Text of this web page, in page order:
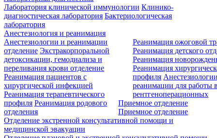
Лаборатория клинической иммунологии Клинико-
диагностическая лаборатория Бактериологическая
лаборатория
Анестезиология и реанимация
Анестезиологии и реанимации
отделение Экстракорпоральной
детоксикации, гемодиализа и
переливания крови отделение
Реанимация пациентов с
хирургической инфекцией
Реанимация терапевтического
профиля Реанимация родового
отделения
Реанимация ожоговой
Реанимация детского
Реанимация
Реанимация
профиля
реанимации для работы
рентгеноперационных
Приемное отделение
Приемное отделение
Отделение экстренной консультативной помощи и
медицинской эвакуации